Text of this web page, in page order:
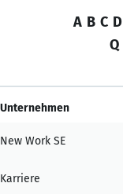
A B C D
Q
Unternehmen
New Work SE
Karriere